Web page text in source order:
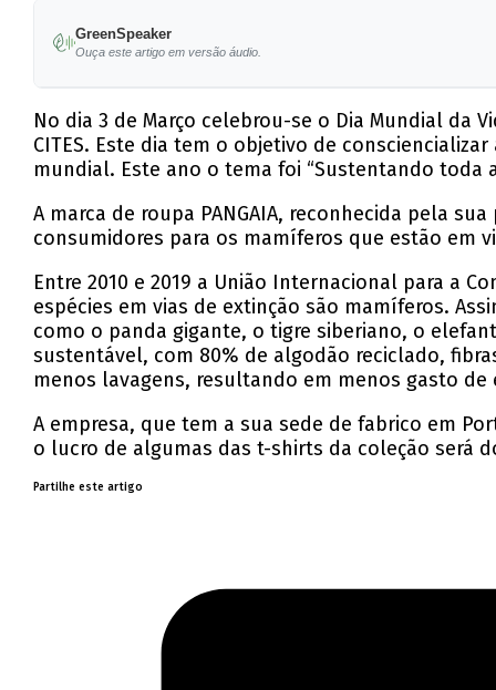
GreenSpeaker
Ouça este artigo em versão áudio.
No dia 3 de Março celebrou-se o Dia Mundial da
CITES. Este dia tem o objetivo de
mundial. Este ano o tema foi “Sustentando toda
A marca de roupa PANGAIA, reconhecida pela
consumidores para os mamíferos que estão em
Entre 2010 e 2019 a União Internacional para a
espécies em vias de extinção são mamíferos.
como o panda gigante, o tigre siberiano, o
sustentável, com 80% de algodão reciclado,
menos lavagens, resultando em menos gasto de
A empresa, que tem a sua sede de fabrico em
o lucro de algumas das t-shirts da coleção será
Partilhe este artigo